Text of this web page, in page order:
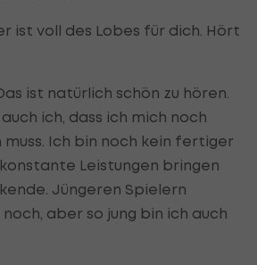
ist voll des Lobes für dich. Hört
ist natürlich schön zu hören.
ich, dass ich mich noch
Ich bin noch kein fertiger
Leistungen bringen
Jüngeren Spielern
aber so jung bin ich auch